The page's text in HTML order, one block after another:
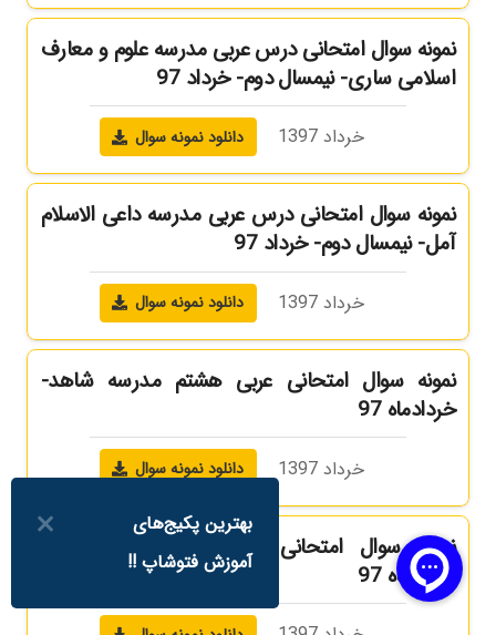
نمونه سوال امتحانی درس عربی مدرسه علوم و معارف
اسلامی ساری- نیمسال دوم- خرداد 97
خرداد 1397 دانلود نمونه سوال
نمونه سوال امتحانی درس عربی مدرسه داعی الاسلام
آمل- نیمسال دوم- خرداد 97
خرداد 1397 دانلود نمونه سوال
نمونه سوال امتحانی عربی هشتم مدرسه شاهد-
خردادماه 97
خرداد 1397 دانلود نمونه سوال
نمونه سوال امتحانی عربی مدرسه تربیت بابل-
خردادماه 97
بهترین پکیج‌های
آموزش فتوشاپ !!